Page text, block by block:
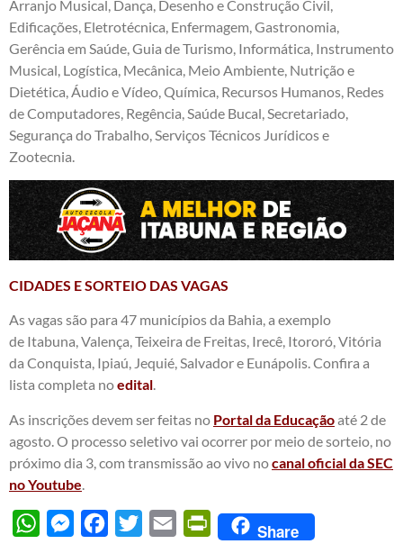
Arranjo Musical, Dança, Desenho e Construção Civil,
Edificações, Eletrotécnica, Enfermagem, Gastronomia,
Gerência em Saúde, Guia de Turismo, Informática, Instrumento
Musical, Logística, Mecânica, Meio Ambiente, Nutrição e
Dietética, Áudio e Vídeo, Química, Recursos Humanos, Redes
de Computadores, Regência, Saúde Bucal, Secretariado,
Segurança do Trabalho, Serviços Técnicos Jurídicos e
Zootecnia.
CIDADES E SORTEIO DAS VAGAS
As vagas são para 47 municípios da Bahia, a exemplo
de Itabuna, Valença, Teixeira de Freitas, Irecê, Itororó, Vitória
da Conquista, Ipiaú, Jequié, Salvador e Eunápolis. Confira a
lista completa noedital.
As inscrições devem ser feitas no Portal da Educaçãoaté 2 de
agosto. O processo seletivo vai ocorrer por meio de sorteio, no
próximo dia 3, com transmissão ao vivo nocanal oficial da SEC
no Youtube.
WhatsAppMessengerFacebook
Twitter Email PrintFriendly
Share